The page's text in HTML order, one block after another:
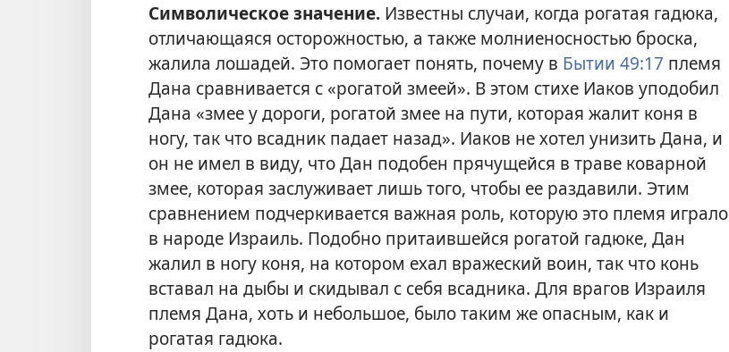
Символическое значение. Известны случаи, когда рогатая гадюка,
отличающаяся осторожностью, а также молниеносностью броска,
жалила лошадей. Это помогает понять, почему в Бытии 49:17 племя
Дана сравнивается с «рогатой змеей». В этом стихе Иаков уподобил
Дана «змее у дороги, рогатой змее на пути, которая жалит коня в
ногу, так что всадник падает назад». Иаков не хотел унизить Дана, и
он не имел в виду, что Дан подобен прячущейся в траве коварной
змее, которая заслуживает лишь того, чтобы ее раздавили. Этим
сравнением подчеркивается важная роль, которую это племя играло
в народе Израиль. Подобно притаившейся рогатой гадюке, Дан
жалил в ногу коня, на котором ехал вражеский воин, так что конь
вставал на дыбы и скидывал с себя всадника. Для врагов Израиля
племя Дана, хоть и небольшое, было таким же опасным, как и
рогатая гадюка.